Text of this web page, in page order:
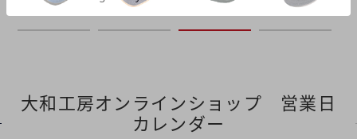
大和工房オンラインショップ 営業日
カレンダー